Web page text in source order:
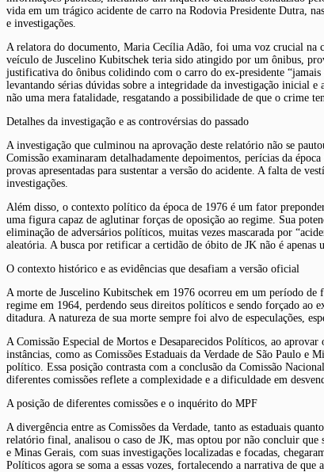
vida em um trágico acidente de carro na Rodovia Presidente Dutra,
e investigações.
A relatora do documento, Maria Cecília Adão, foi uma voz crucial na
veículo de Juscelino Kubitschek teria sido atingido por um ônibus,
justificativa do ônibus colidindo com o carro do ex-presidente “jamais
levantando sérias dúvidas sobre a integridade da investigação inicial
não uma mera fatalidade, resgatando a possibilidade de que o crime
Detalhes da investigação e as controvérsias do passado
A investigação que culminou na aprovação deste relatório não se
Comissão examinaram detalhadamente depoimentos, perícias da
provas apresentadas para sustentar a versão do acidente. A falta de
investigações.
Além disso, o contexto político da época de 1976 é um fator
uma figura capaz de aglutinar forças de oposição ao regime. Sua
eliminação de adversários políticos, muitas vezes mascarada por
aleatória. A busca por retificar a certidão de óbito de JK não é
O contexto histórico e as evidências que desafiam a versão oficial
A morte de Juscelino Kubitschek em 1976 ocorreu em um período
regime em 1964, perdendo seus direitos políticos e sendo forçado ao
ditadura. A natureza de sua morte sempre foi alvo de especulações,
A Comissão Especial de Mortos e Desaparecidos Políticos, ao
instâncias, como as Comissões Estaduais da Verdade de São Paulo e
político. Essa posição contrasta com a conclusão da Comissão
diferentes comissões reflete a complexidade e a dificuldade em
A posição de diferentes comissões e o inquérito do MPF
A divergência entre as Comissões da Verdade, tanto as estaduais
relatório final, analisou o caso de JK, mas optou por não concluir que
e Minas Gerais, com suas investigações localizadas e focadas,
Políticos agora se soma a essas vozes, fortalecendo a narrativa de